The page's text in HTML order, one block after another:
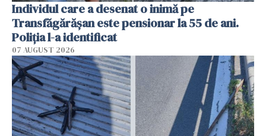
Individul care a desenat o inimă pe
Transfăgărășan este pensionar la 55 de ani.
Poliția l-a identificat
07 AUGUST 2026